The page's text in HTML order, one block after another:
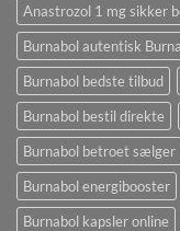
Anastrozol 1 mg sikker
Burnabol autentisk
Burnabol bedste tilbud
Burnabol bestil direkte
Burnabol betroet sælger
Burnabol energibooster
Burnabol kapsler online